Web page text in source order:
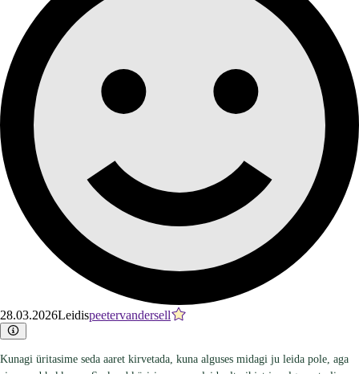
28.03.2026Leidispeetervandersell
Kunagi üritasime seda aaret kirvetada, kuna alguses midagi ju leida pole, aga